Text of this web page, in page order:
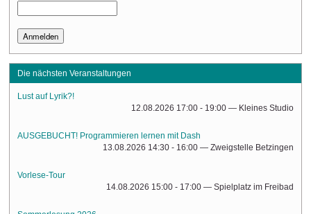
Die nächsten Veranstaltungen
Lust auf Lyrik?!
12.08.2026 17:00 - 19:00 — Kleines Studio
AUSGEBUCHT! Programmieren lernen mit Dash
13.08.2026 14:30 - 16:00 — Zweigstelle Betzingen
Vorlese-Tour
14.08.2026 15:00 - 17:00 — Spielplatz im Freibad